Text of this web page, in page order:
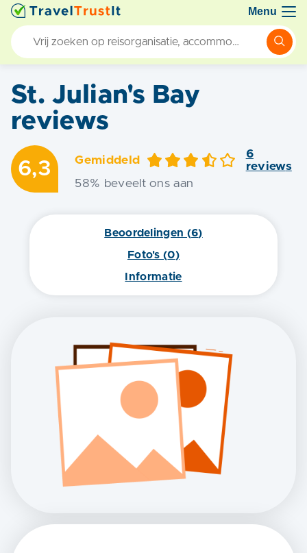
Menu
St. Julian's Bay
reviews
6,3 Gemiddeld
6
reviews
58% beveelt ons aan
Beoordelingen (6)
Foto's (0)
Informatie